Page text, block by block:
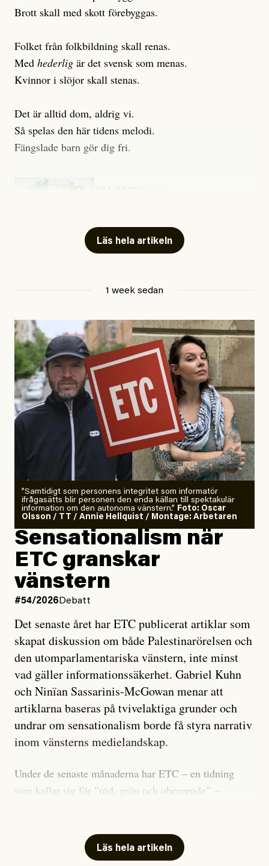
Brott skall med skott förebyggas.
Folket från folkbildning skall renas.
Med hederlig är det svensk som menas.
Kvinnor i slöjor skall stenas.
Det är alltid dom, aldrig vi.
Så spelas den här tidens melodi.
Fängslade barn gör dig fri.
Läs hela artikeln
1 week sedan
”Samtidigt som personens integritet som informatör
ifrågasätts blir personen den enda källan till spektakulär
information om den autonoma vänstern.” Foto: Oscar
Olsson / TT / Annie Hellquist / Montage: Arbetaren
Sensationalism när
ETC granskar
vänstern
#54/2026 Debatt
Det senaste året har ETC publicerat artiklar som
skapat diskussion om både Palestinarörelsen och
den utomparlamentariska vänstern, inte minst
vad gäller informationssäkerhet. Gabriel Kuhn
och Ninïan Sassarinis-McGowan menar att
artiklarna baseras på tvivelaktiga grunder och
undrar om sensationalism borde få styra narrativ
inom vänsterns medielandskap.
Under de senaste månaderna har ETC – en tidning
som kallar sig för ”röd, grön och oberoende” –
skriver för? Vad betyder det att vara en ”röd, grön och
oberoende” tidning? Och vad är egentligen bra
Läs hela artikeln